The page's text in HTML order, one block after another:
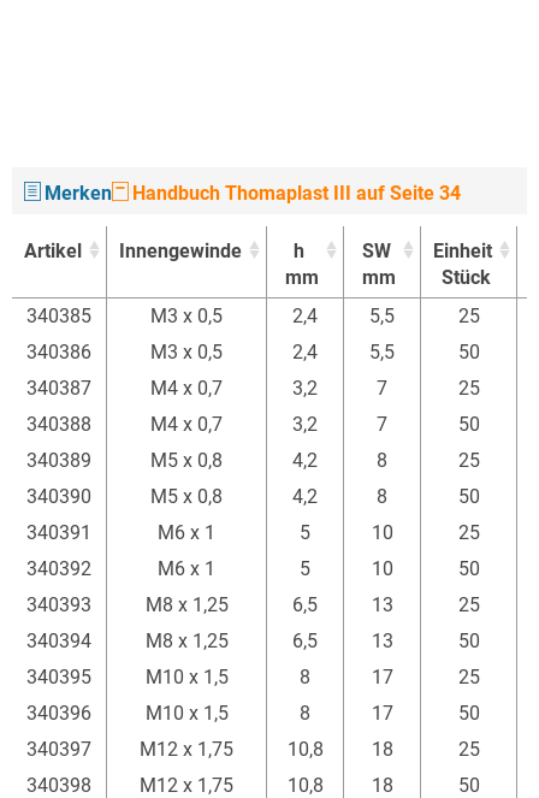
Merken Handbuch Thomaplast III auf Seite 34
Artikel Innengewinde
h
mm
SW
mm
Einheit
Stück
Artikel
Innengewinde
h
SW
Einheit
340385 M3 x 0,5 2,4 5,5 25
340386
M3 x 0,5 2,4 5,5 50
340387
M4 x 0,7 3,2 7 25
340388
M4 x 0,7 3,2 7 50
340389
M5 x 0,8 4,2 8 25
340390
M5 x 0,8 4,2 8 50
340391
M6 x 1 5 10 25
340392
M6 x 1 5 10 50
340393
M8 x 1,25 6,5 13 25
340394
M8 x 1,25 6,5 13 50
340395
M10 x 1,5 8 17 25
340396
M10 x 1,5 8 17 50
340397
M12 x 1,75 10,8 18 25
340398
M12 x 1,75 10,8 18 50